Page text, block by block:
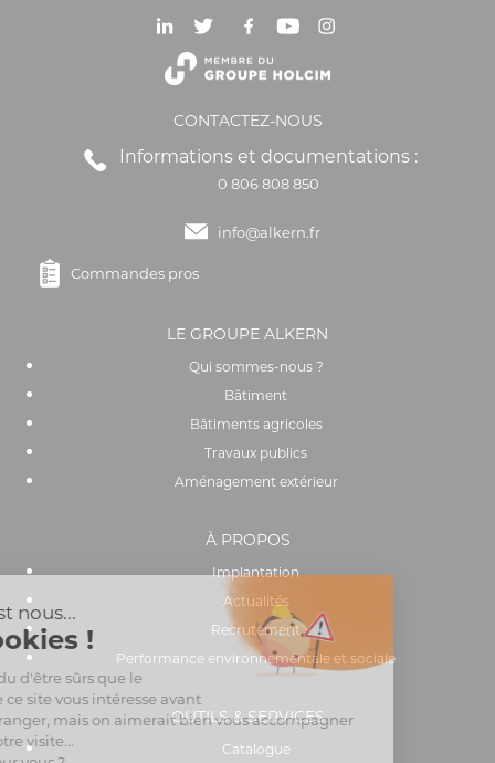
CONTACTEZ-NOUS
Informations et documentations :
0 806 808 850
info@alkern.fr
Commandes pros
LE GROUPE ALKERN
Qui sommes-nous ?
Bâtiment
Bâtiments agricoles
Travaux publics
Aménagement extérieur
À PROPOS
Implantation
Actualités
Recrutement
Performance environnementale et sociale
OUTILS & SERVICES
Catalogue